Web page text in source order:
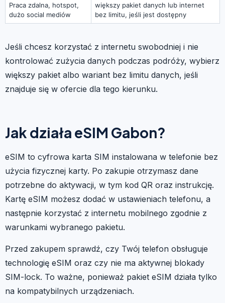
Praca zdalna, hotspot,
dużo social mediów
większy pakiet danych lub internet
bez limitu, jeśli jest dostępny
Jeśli chcesz korzystać z internetu swobodniej i nie
kontrolować zużycia danych podczas podróży, wybierz
większy pakiet albo wariant bez limitu danych, jeśli
znajduje się w ofercie dla tego kierunku.
Jak działa eSIM Gabon?
eSIM to cyfrowa karta SIM instalowana w telefonie bez
użycia fizycznej karty. Po zakupie otrzymasz dane
potrzebne do aktywacji, w tym kod QR oraz instrukcję.
Kartę eSIM możesz dodać w ustawieniach telefonu, a
następnie korzystać z internetu mobilnego zgodnie z
warunkami wybranego pakietu.
Przed zakupem sprawdź, czy Twój telefon obsługuje
technologię eSIM oraz czy nie ma aktywnej blokady
SIM-lock. To ważne, ponieważ pakiet eSIM działa tylko
na kompatybilnych urządzeniach.